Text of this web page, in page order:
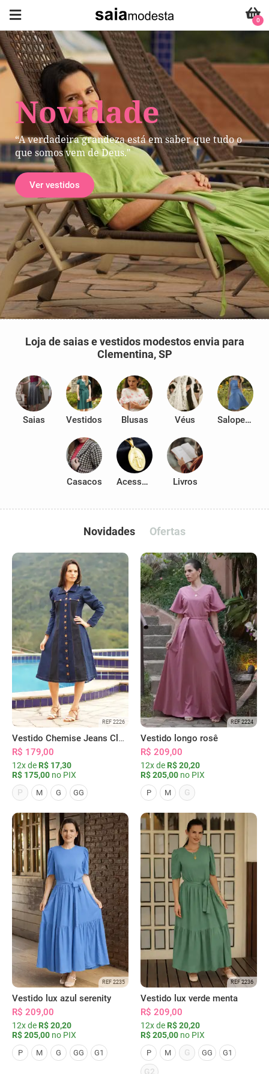
Novidade
“A verdadeira grandeza está em saber que tudo o
que somos vem de Deus."
Ver vestidos
0
Loja de saias e vestidos modestos envia para
Clementina, SP
Saias Vestidos Blusas Véus Salopetes
Casacos Acessórios Livros
Novidades Ofertas
REF 2226
Vestido Chemise Jeans Clássica Serena
R$ 179,00
12x de R$ 17,30
R$ 175,00 no PIX
P
M G GG
REF 2224
Vestido longo rosê
R$ 209,00
12x de R$ 20,20
R$ 205,00 no PIX
P M G
REF 2235
Vestido lux azul serenity
R$ 209,00
12x de R$ 20,20
R$ 205,00 no PIX
P M G GG G1
REF 2236
Vestido lux verde menta
R$ 209,00
12x de R$ 20,20
R$ 205,00 no PIX
P M G GG G1
G2